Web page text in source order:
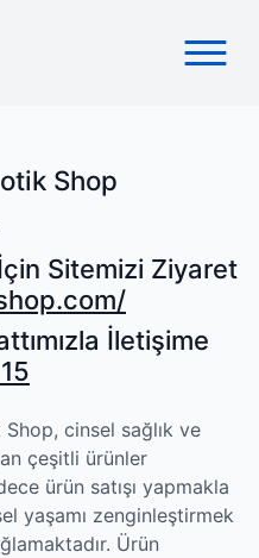
Shop
Sitemizi Ziyaret
İletişime
cinsel sağlık ve
çeşitli ürünler
ürün satışı yapmakla
yaşamı zenginleştirmek
Ürün